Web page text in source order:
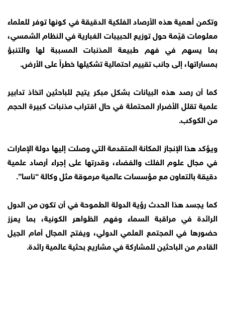
وتكمن أهمية هذه الأرصاد الفلكية الدقيقة في كونها توفر للعلماء
معلومات قيّمة حول توزيع الحبيبات الغبارية في النظام الشمسي،
بما يسهم في فهم طبيعة المذنبات المسببة لها والتنبؤ
بمساراتها، إلى جانب تقييم احتمالية تشكيلها خطراً على الأرض.
كما أن رصد هذه البيانات بشكل مبكر يتيح للباحثين اتخاذ تدابير
علمية تقلل الأضرار المحتملة في حال اقتراب مذنبات كبيرة الحجم
من الكوكب.
ويؤكد هذا الإنجاز المكانة المتقدمة التي وصلت إليها دولة الإمارات
في مجال علوم الفلك والفضاء، وقدرتها على إجراء أرصاد علمية
دقيقة بالتعاون مع مؤسسات عالمية مرموقة مثل وكالة “ناسا”.
كما يجسد هذا الحدث رؤية الدولة الطموحة في أن تكون من الدول
الرائدة في مراقبة السماء وفهم الظواهر الكونية، بما يعزز
حضورها في المجتمع العلمي الدولي، ويفتح المجال أمام الجيل
القادم من الباحثين للمشاركة في مشاريع بحثية عالمية رائدة.